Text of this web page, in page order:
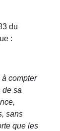
du
:
compter
de sa
sans
que les